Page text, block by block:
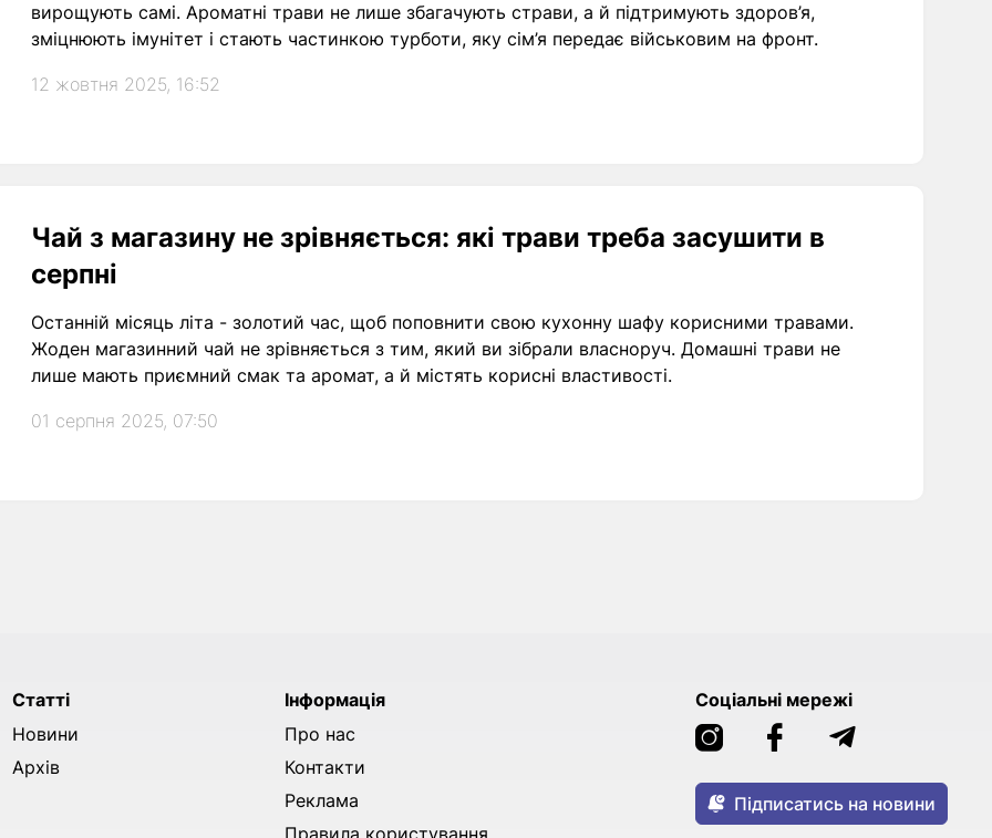
вирощують самі. Ароматні трави не лише збагачують страви, а й підтримують здоров’я,
зміцнюють імунітет і стають частинкою турботи, яку сім’я передає військовим на фронт.
12 жовтня 2025, 16:52
Чай з магазину не зрівняється: які трави треба засушити в
серпні
Останній місяць літа - золотий час, щоб поповнити свою кухонну шафу корисними травами.
Жоден магазинний чай не зрівняється з тим, який ви зібрали власноруч. Домашні трави не
лише мають приємний смак та аромат, а й містять корисні властивості.
01 серпня 2025, 07:50
Статті
Новини
Архів
Інформація
Про нас
Контакти
Реклама
Соціальні мережі
Підписатись на новини